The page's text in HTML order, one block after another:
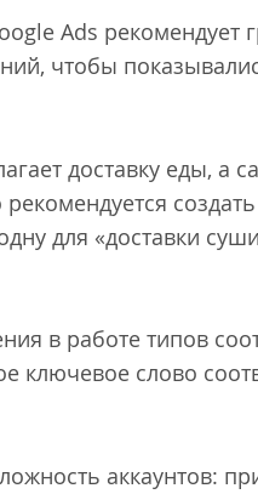
Ads рекомендует
чтобы
доставку еды, а
для «доставки
в работе типов
ключевое слово
аккаунтов: